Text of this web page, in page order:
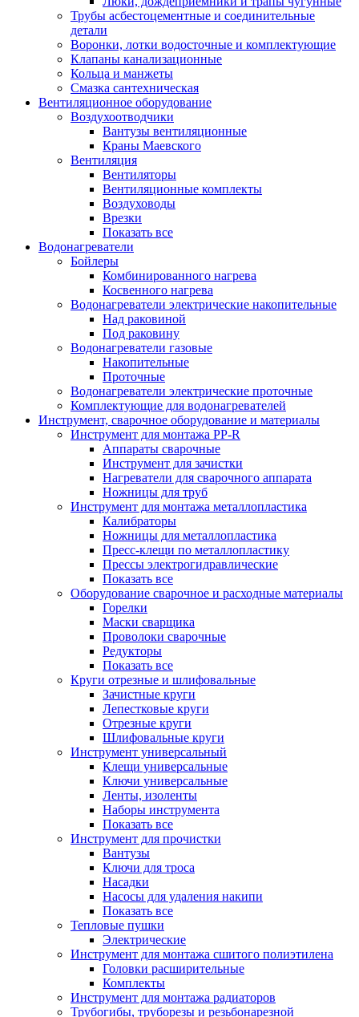
Трубы асбестоцементные и соединительные
детали
Воронки, лотки водосточные и комплектующие
Клапаны канализационные
Кольца и манжеты
Смазка сантехническая
Вентиляционное оборудование
Воздухоотводчики
Вантузы вентиляционные
Краны Маевского
Вентиляция
Вентиляторы
Вентиляционные комплекты
Воздуховоды
Врезки
Показать все
Водонагреватели
Бойлеры
Комбинированного нагрева
Косвенного нагрева
Водонагреватели электрические накопительные
Над раковиной
Под раковину
Водонагреватели газовые
Накопительные
Проточные
Водонагреватели электрические проточные
Комплектующие для водонагревателей
Инструмент, сварочное оборудование и материалы
Инструмент для монтажа PP-R
Аппараты сварочные
Инструмент для зачистки
Нагреватели для сварочного аппарата
Ножницы для труб
Инструмент для монтажа металлопластика
Калибраторы
Ножницы для металлопластика
Пресс-клещи по металлопластику
Прессы электрогидравлические
Показать все
Оборудование сварочное и расходные материалы
Горелки
Маски сварщика
Проволоки сварочные
Редукторы
Показать все
Круги отрезные и шлифовальные
Зачистные круги
Лепестковые круги
Отрезные круги
Шлифовальные круги
Инструмент универсальный
Клещи универсальные
Ключи универсальные
Ленты, изоленты
Наборы инструмента
Показать все
Инструмент для прочистки
Вантузы
Ключи для троса
Насадки
Насосы для удаления накипи
Показать все
Тепловые пушки
Электрические
Инструмент для монтажа сшитого полиэтилена
Головки расширительные
Комплекты
Инструмент для монтажа радиаторов
Трубогибы, труборезы и резьбонарезной